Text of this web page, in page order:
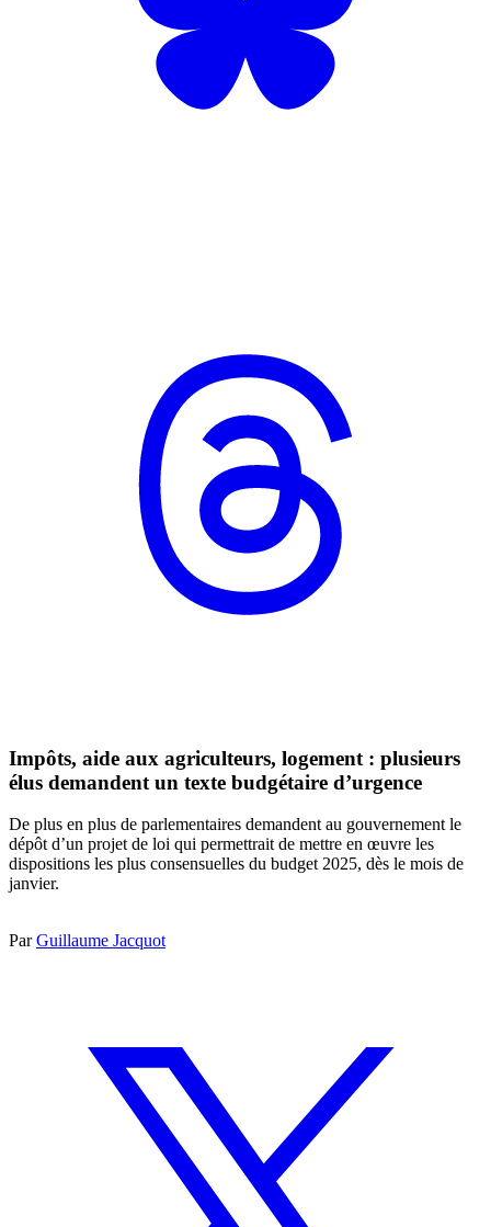
Impôts, aide aux agriculteurs, logement : plusieurs
élus demandent un texte budgétaire d’urgence
De plus en plus de parlementaires demandent au gouvernement le
dépôt d’un projet de loi qui permettrait de mettre en œuvre les
dispositions les plus consensuelles du budget 2025, dès le mois de
janvier.
ParGuillaume Jacquot